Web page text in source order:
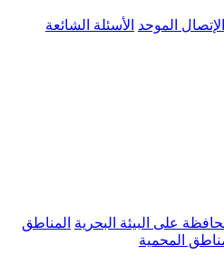
الموحد الأسئلة الشائعة
على البيئة البحرية المناطق
المحمية